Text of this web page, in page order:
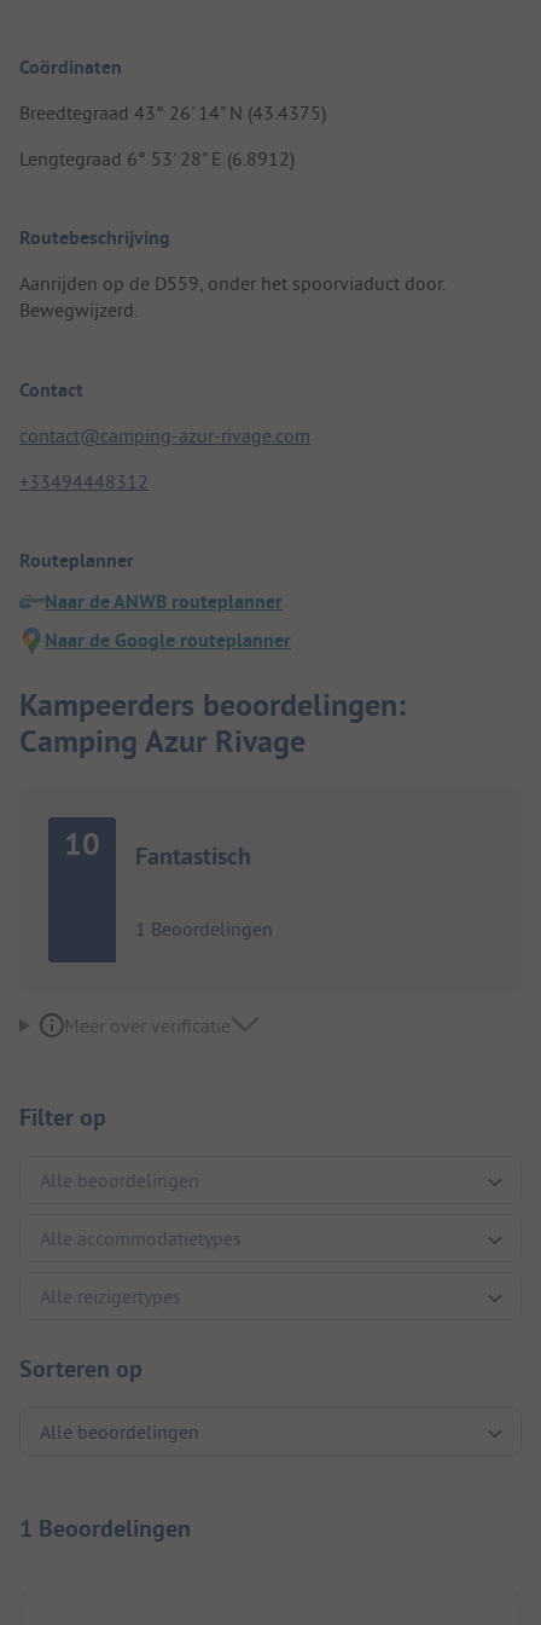
Coördinaten
Breedtegraad 43° 26' 14" N (43.4375)
Lengtegraad 6° 53' 28" E (6.8912)
Routebeschrijving
Aanrijden op de D559, onder het spoorviaduct door.
Bewegwijzerd.
Contact
contact@camping-azur-rivage.com
+33494448312
Routeplanner
Naar de ANWB routeplanner
Naar de Google routeplanner
Kampeerders beoordelingen:
Camping Azur Rivage
10 Fantastisch
1 Beoordelingen
Meer over verificatie
Filter op
Sorteren op
1 Beoordelingen